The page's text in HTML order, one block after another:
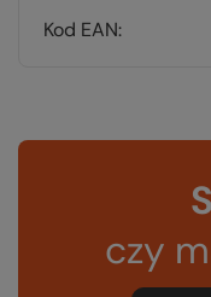
Kod EAN
czy